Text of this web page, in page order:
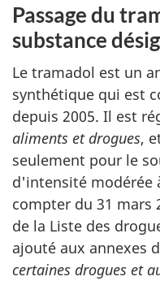
Passage du
substance
Le tramadol est un
synthétique qui est
depuis 2005. Il est
aliments et drogues,
seulement pour le
d'intensité modérée
compter du 31 mars
de la Liste des
ajouté aux annexes
certaines drogues et